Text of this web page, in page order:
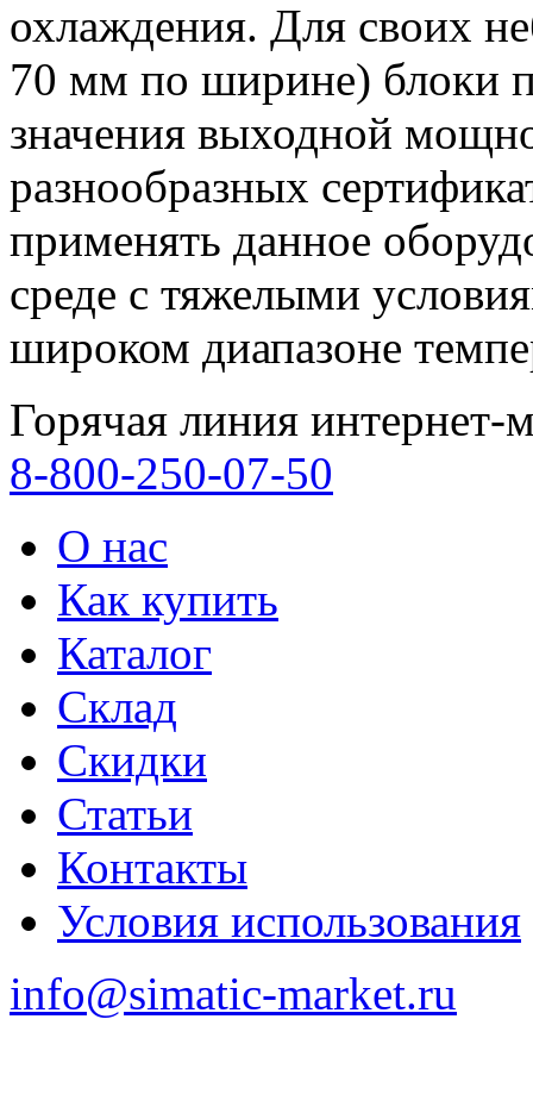
охлаждения. Для своих
70 мм по ширине) блоки
значения выходной
разнообразных
применять данное
среде с тяжелыми
широком диапазоне
Горячая линия интернет-
8-800-250-07-50
О нас
Как купить
Каталог
Склад
Скидки
Статьи
Контакты
Условия использования
info@simatic-market.ru